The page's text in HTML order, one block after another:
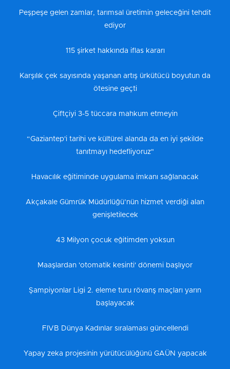
Peşpeşe gelen zamlar, tarımsal üretimin geleceğini tehdit
ediyor
115 şirket hakkında iflas kararı
Karşılık çek sayısında yaşanan artış ürkütücü boyutun da
ötesine geçti
Çiftçiyi 3-5 tüccara mahkum etmeyin
“Gaziantep'i tarihi ve kültürel alanda da en iyi şekilde
tanıtmayı hedefliyoruz"
Havacılık eğitiminde uygulama imkanı sağlanacak
Akçakale Gümrük Müdürlüğü’nün hizmet verdiği alan
genişletilecek
43 Milyon çocuk eğitimden yoksun
Maaşlardan 'otomatik kesinti' dönemi başlıyor
Şampiyonlar Ligi 2. eleme turu rövanş maçları yarın
başlayacak
FIVB Dünya Kadınlar sıralaması güncellendi
Yapay zeka projesinin yürütücülüğünü GAÜN yapacak